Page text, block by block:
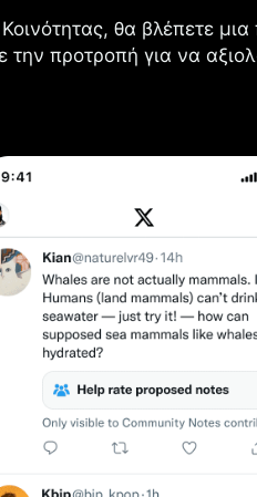
θα βλέπετε
προτροπή για να